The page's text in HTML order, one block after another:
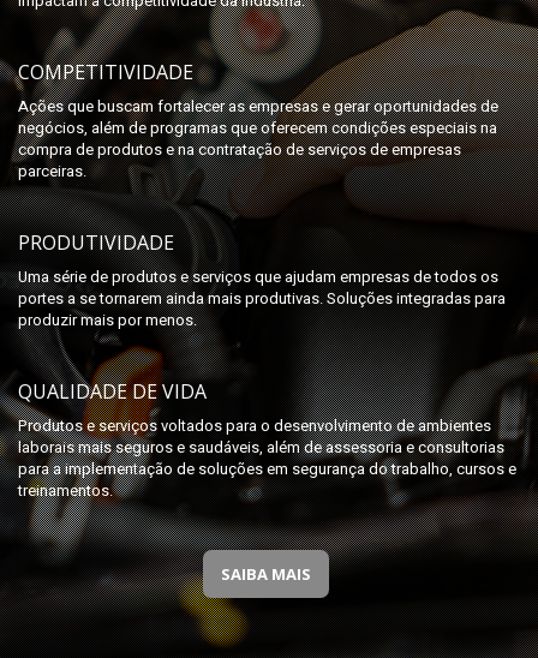
COMPETITIVIDADE
Ações que buscam fortalecer as empresas e gerar oportunidades de
negócios, além de programas que oferecem condições especiais na
compra de produtos e na contratação de serviços de empresas
parceiras.
PRODUTIVIDADE
Uma série de produtos e serviços que ajudam empresas de todos os
portes a se tornarem ainda mais produtivas. Soluções integradas para
produzir mais por menos.
QUALIDADE DE VIDA
Produtos e serviços voltados para o desenvolvimento de ambientes
laborais mais seguros e saudáveis, além de assessoria e consultorias
para a implementação de soluções em segurança do trabalho, cursos e
treinamentos.
SAIBA MAIS